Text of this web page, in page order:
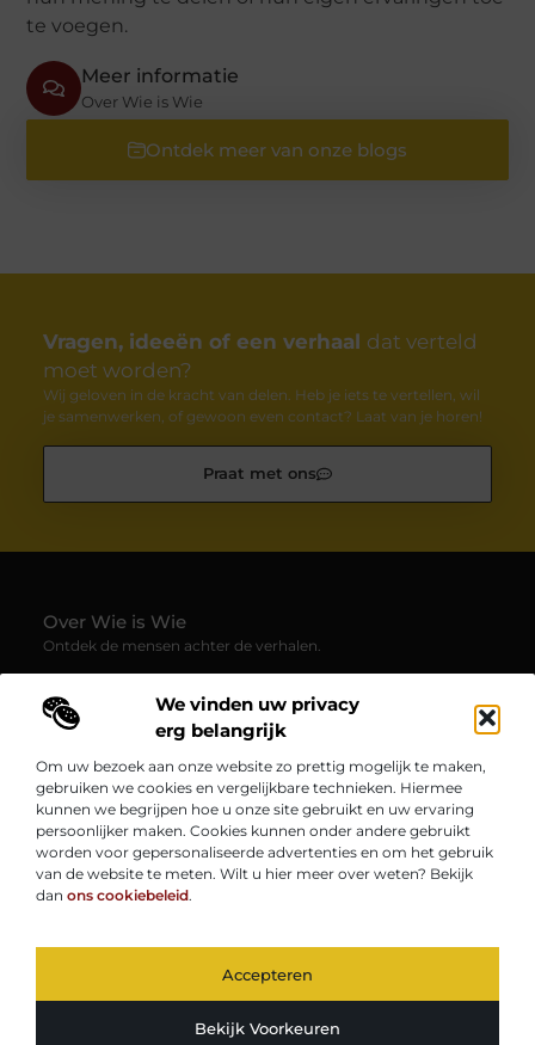
We vinden uw privacy
erg belangrijk
Om uw bezoek aan onze website zo prettig mogelijk te maken,
gebruiken we cookies en vergelijkbare technieken. Hiermee
kunnen we begrijpen hoe u onze site gebruikt en uw ervaring
persoonlijker maken. Cookies kunnen onder andere gebruikt
worden voor gepersonaliseerde advertenties en om het gebruik
van de website te meten. Wilt u hier meer over weten? Bekijk
dan ons cookiebeleid.
Accepteren
Bekijk Voorkeuren
te voegen.
Ontdek meer van onze blogs
Meer informatie
Over Wie is Wie
Vragen, ideeën of een verhaal dat verteld
moet worden?
Wij geloven in de kracht van delen. Heb je iets te vertellen, wil
je samenwerken, of gewoon even contact? Laat van je horen!
Praat met ons
Over Wie is Wie
Ontdek de mensen achter de verhalen.
over boeiende persoonlijkheden uit alle hoeken van de
samenleving. Laat je verrassen door inspirerende
Onze informatie
Bericht categorie
www.wie-is-wie.be.All Right Reserved.